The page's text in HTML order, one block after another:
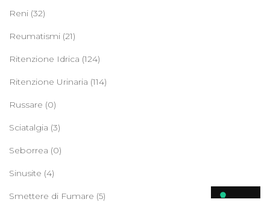
Reni (32)
Reumatismi (21)
Ritenzione Idrica (124)
Ritenzione Urinaria (114)
Russare (0)
Sciatalgia (3)
Seborrea (0)
Sinusite (4)
Smettere di Fumare (5)